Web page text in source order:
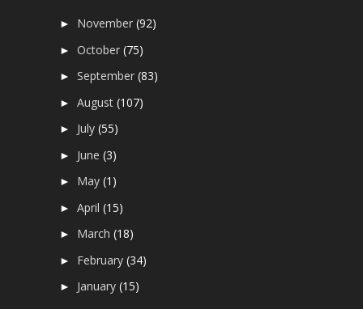
► November(92)
►October(75)
►September(83)
►August(107)
► July(55)
► June(3)
► May(1)
►April(15)
► March(18)
► February(34)
► January(15)